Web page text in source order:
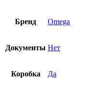
Бренд Omega
Документы Нет
Коробка Да